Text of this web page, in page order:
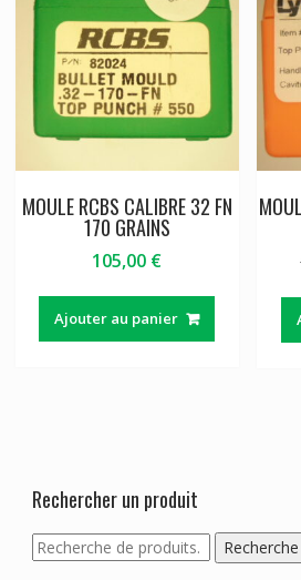
MOULE RCBS CALIBRE 32 FN
170 GRAINS
105,00 €
Ajouter au panier
Rechercher un produit
Recherche
pour :
Recherche